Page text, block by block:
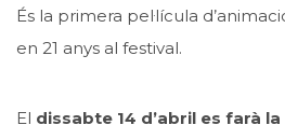
És la primera pel·lícula
en 21 anys al festival.
El dissabte 14 d’abril es farà